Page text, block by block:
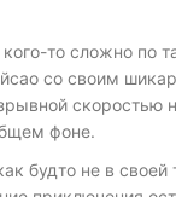
то сложно по
со своим
скоростью
фоне.
будто не в своей